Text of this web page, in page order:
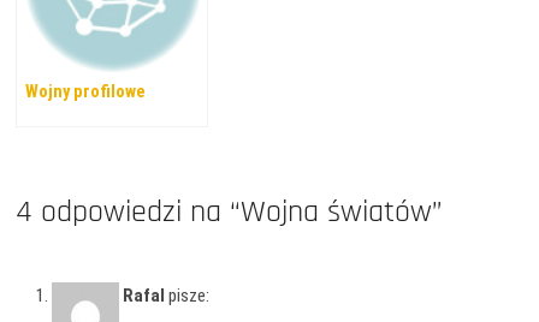
Wojny profilowe
4 odpowiedzi na “Wojna światów”
Rafal pisze: